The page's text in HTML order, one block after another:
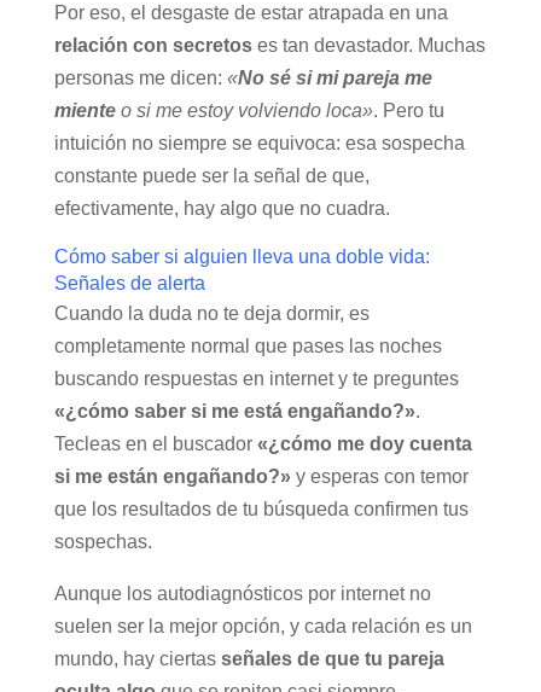
Por eso, el desgaste de estar atrapada en una
relación con secretoses tan devastador. Muchas
personas me dicen: «No sé si mi pareja me
mienteo si me estoy volviendo loca». Pero tu
intuición no siempre se equivoca: esa sospecha
constante puede ser la señal de que,
efectivamente, hay algo que no cuadra.
Cómo saber si alguien lleva una doble vida:
Señales de alerta
Cuando la duda no te deja dormir, es
completamente normal que pases las noches
buscando respuestas en internet y te preguntes
«¿cómo saber si me está engañando?».
Tecleas en el buscador «¿cómo me doy cuenta
si me están engañando?» y esperas con temor
que los resultados de tu búsqueda confirmen tus
sospechas.
Aunque los autodiagnósticos por internet no
suelen ser la mejor opción, y cada relación es un
mundo, hay ciertas señales de que tu pareja